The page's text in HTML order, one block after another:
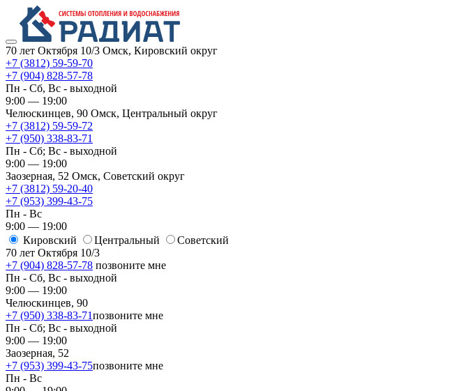
70 лет Октября 10/3 Омск, Кировский округ
+7 (3812) 59-59-70
+7 (904) 828-57-78
Пн - Сб, Вс - выходной
9:00 — 19:00
Челюскинцев, 90 Омск, ​Центральный округ
+7 (3812) 59-59-72
+7 (950) 338-83-71
Пн - Сб; Вс - выходной
9:00 — 19:00
Заозерная, 52 Омск, ​Советский округ
+7 (3812) 59-20-40
+7 (953) 399-43-75
Пн - Вс
9:00 — 19:00
Кировский
​Центральный
​Советский
70 лет Октября 10/3
+7 (904) 828-57-78 позвоните мне
Пн - Сб, Вс - выходной
9:00 — 19:00
Челюскинцев, 90
+7 (950) 338-83-71позвоните мне
Пн - Сб; Вс - выходной
9:00 — 19:00
Заозерная, 52
+7 (953) 399-43-75позвоните мне
Пн - Вс